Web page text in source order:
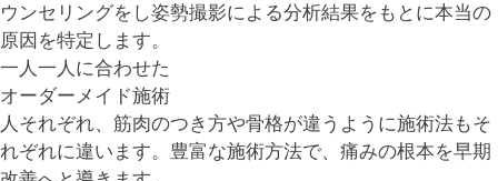
ウンセリングをし姿勢撮影による分析結果をもとに本当の
原因を特定します。
一人一人に合わせた
オーダーメイド施術
人それぞれ、筋肉のつき方や骨格が違うように施術法もそ
れぞれに違います。豊富な施術方法で、痛みの根本を早期